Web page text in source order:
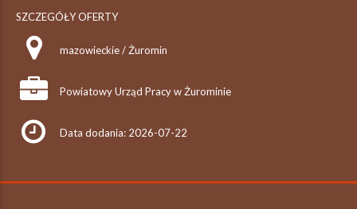
SZCZEGÓŁY OFERTY
mazowieckie / Żuromin
Powiatowy Urząd Pracy w Żurominie
Data dodania: 2026-07-22